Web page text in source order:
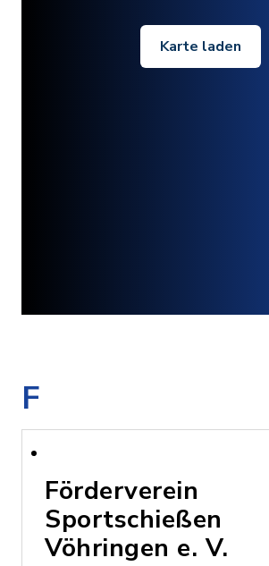
Karte laden
F
Förderverein
Sportschießen
Vöhringen e. V.